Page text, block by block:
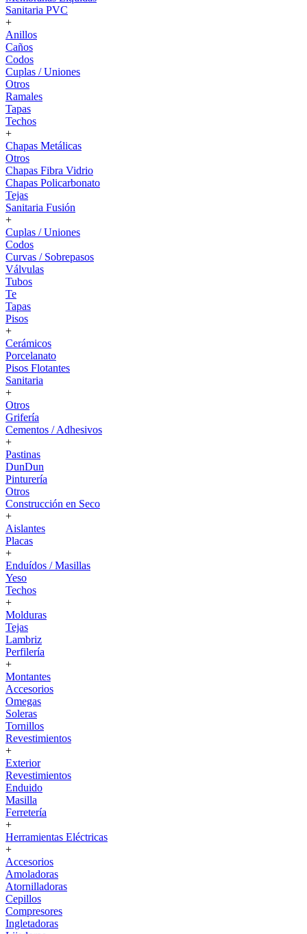
Sanitaria PVC
+
Anillos
Caños
Codos
Cuplas / Uniones
Otros
Ramales
Tapas
Techos
+
Chapas Metálicas
Otros
Chapas Fibra Vidrio
Chapas Policarbonato
Tejas
Sanitaria Fusión
+
Cuplas / Uniones
Codos
Curvas / Sobrepasos
Válvulas
Tubos
Te
Tapas
Pisos
+
Cerámicos
Porcelanato
Pisos Flotantes
Sanitaria
+
Otros
Grifería
Cementos / Adhesivos
+
Pastinas
DunDun
Pinturería
Otros
Construcción en Seco
+
Aislantes
Placas
+
Enduídos / Masillas
Yeso
Techos
+
Molduras
Tejas
Lambriz
Perfilería
+
Montantes
Accesorios
Omegas
Soleras
Tornillos
Revestimientos
+
Exterior
Revestimientos
Enduido
Masilla
Ferretería
+
Herramientas Eléctricas
+
Accesorios
Amoladoras
Atornilladoras
Cepillos
Compresores
Ingletadoras